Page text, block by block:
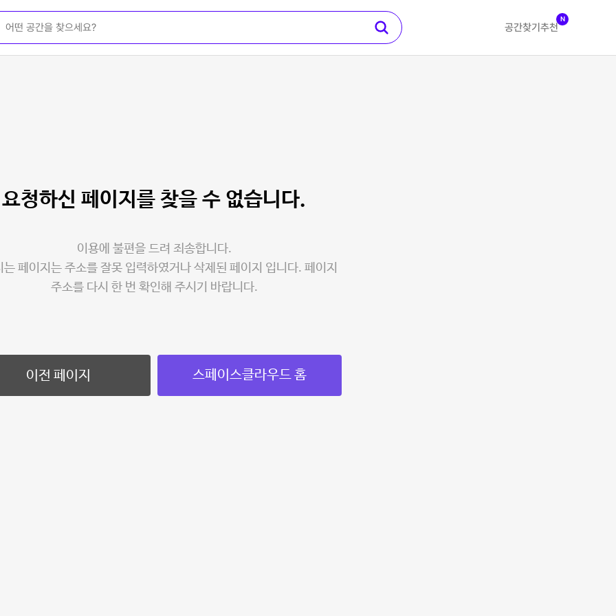
공간찾기 추천
N
요청하신 페이지를 찾을 수 없습니다.
이용에 불편을 드려 죄송합니다.
는 페이지는 주소를 잘못 입력하였거나 삭제된 페이지 입니다. 페이지
주소를 다시 한 번 확인해 주시기 바랍니다.
이전 페이지 스페이스클라우드 홈